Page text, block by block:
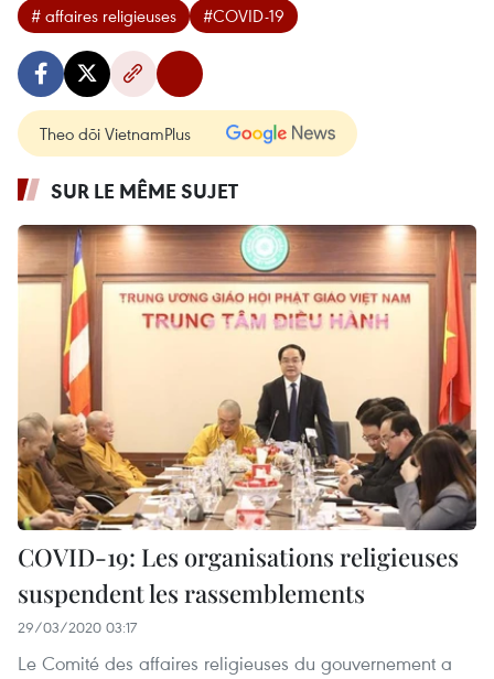
# affaires religieuses #COVID-19
Theo dõi VietnamPlus
SUR LE MÊME SUJET
COVID-19: Les organisations religieuses
suspendent les rassemblements
29/03/2020 03:17
Le Comité des affaires religieuses du gouvernement a